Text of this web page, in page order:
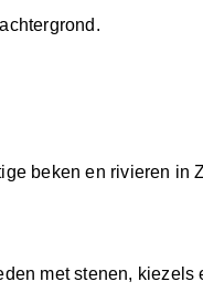
beken en rivieren in
met stenen, kiezels